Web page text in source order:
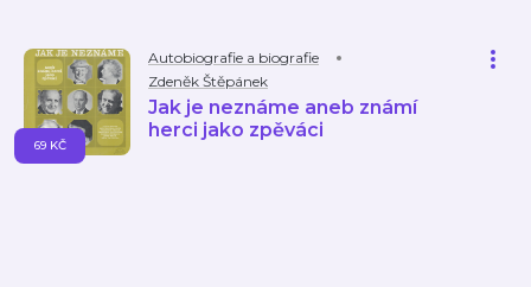
Autobiografie a biografie
Zdeněk Štěpánek
Jak je neznáme aneb známí
herci jako zpěváci
69 KČ